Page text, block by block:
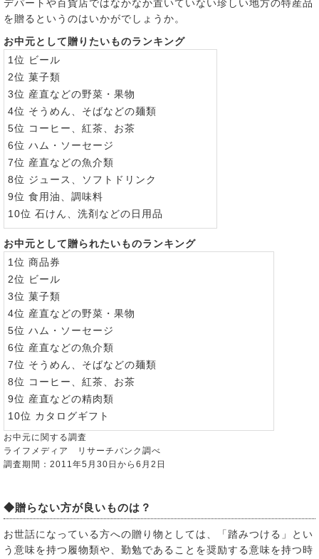
デパートや百貨店ではなかなか置いていない珍しい地方の特産品
を贈るというのはいかがでしょうか。
お中元として贈りたいものランキング
1位 ビール
2位 菓子類
3位 産直などの野菜・果物
4位 そうめん、そばなどの麺類
5位 コーヒー、紅茶、お茶
6位 ハム・ソーセージ
7位 産直などの魚介類
8位 ジュース、ソフトドリンク
9位 食用油、調味料
10位 石けん、洗剤などの日用品
お中元として贈られたいものランキング
1位 商品券
2位 ビール
3位 菓子類
4位 産直などの野菜・果物
5位 ハム・ソーセージ
6位 産直などの魚介類
7位 そうめん、そばなどの麺類
8位 コーヒー、紅茶、お茶
9位 産直などの精肉類
10位 カタログギフト
お中元に関する調査
ライフメディア リサーチバンク調べ
調査期間：2011年5月30日から6月2日
◆贈らない方が良いものは？
お世話になっている方への贈り物としては、「踏みつける」とい
う意味を持つ履物類や、勤勉であることを奨励する意味を持つ時